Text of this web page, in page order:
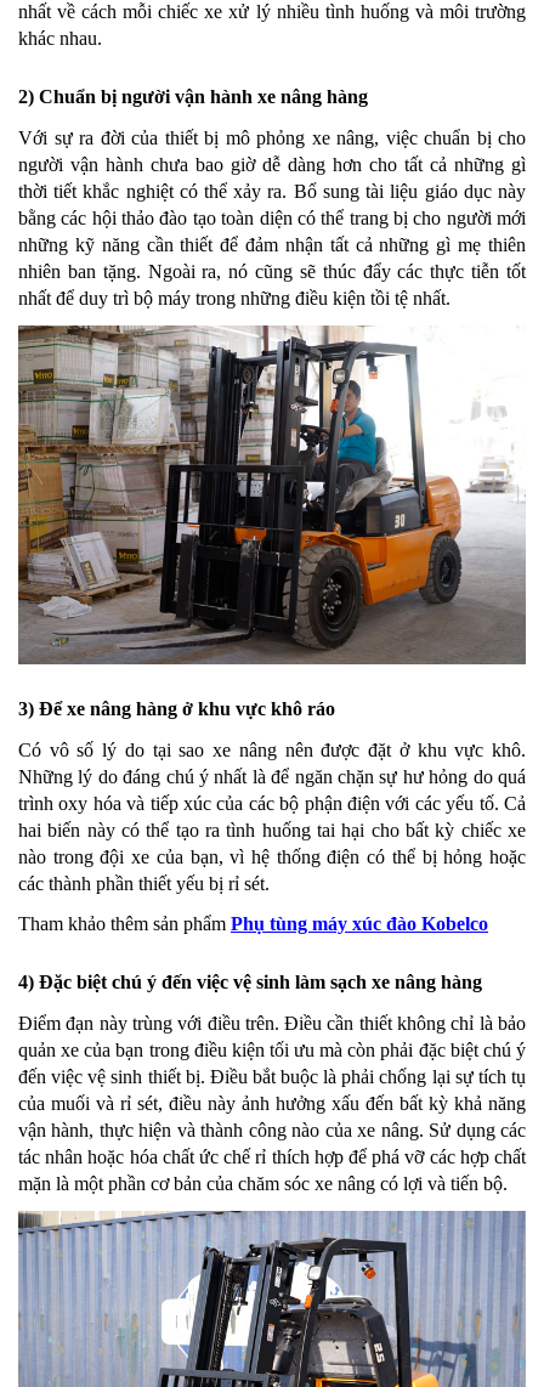
nhất về cách mỗi chiếc xe xử lý nhiều tình huống và môi trường
khác nhau.
2) Chuẩn bị người vận hành xe nâng hàng
Với sự ra đời của thiết bị mô phỏng xe nâng, việc chuẩn bị cho
người vận hành chưa bao giờ dễ dàng hơn cho tất cả những gì
thời tiết khắc nghiệt có thể xảy ra. Bổ sung tài liệu giáo dục này
bằng các hội thảo đào tạo toàn diện có thể trang bị cho người mới
những kỹ năng cần thiết để đảm nhận tất cả những gì mẹ thiên
nhiên ban tặng. Ngoài ra, nó cũng sẽ thúc đẩy các thực tiễn tốt
nhất để duy trì bộ máy trong những điều kiện tồi tệ nhất.
3) Để xe nâng hàng ở khu vực khô ráo
Có vô số lý do tại sao xe nâng nên được đặt ở khu vực khô.
Những lý do đáng chú ý nhất là để ngăn chặn sự hư hỏng do quá
trình oxy hóa và tiếp xúc của các bộ phận điện với các yếu tố. Cả
hai biến này có thể tạo ra tình huống tai hại cho bất kỳ chiếc xe
nào trong đội xe của bạn, vì hệ thống điện có thể bị hỏng hoặc
các thành phần thiết yếu bị rỉ sét.
Tham khảo thêm sản phẩm Phụ tùng máy xúc đào Kobelco
4) Đặc biệt chú ý đến việc vệ sinh làm sạch xe nâng hàng
Điểm đạn này trùng với điều trên. Điều cần thiết không chỉ là bảo
quản xe của bạn trong điều kiện tối ưu mà còn phải đặc biệt chú ý
đến việc vệ sinh thiết bị. Điều bắt buộc là phải chống lại sự tích tụ
của muối và rỉ sét, điều này ảnh hưởng xấu đến bất kỳ khả năng
vận hành, thực hiện và thành công nào của xe nâng. Sử dụng các
tác nhân hoặc hóa chất ức chế rỉ thích hợp để phá vỡ các hợp chất
mặn là một phần cơ bản của chăm sóc xe nâng có lợi và tiến bộ.